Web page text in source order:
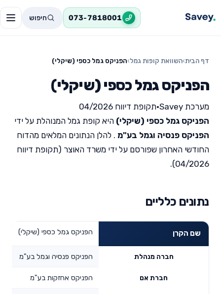
073-7818001 חיפוש
דף הבית›השוואת קופות גמל›הפניקס גמל כספי (שיקלי)
הפניקס גמל כספי (שיקלי)
מערכת Savey •תקופת דיווח 04/2026
הפניקס גמל כספי (שיקלי) היא קופת גמל המנוהלת על ידי
הפניקס פנסיה וגמל בע"מ . להלן הנתונים המלאים מהדוח
החודשי האחרון שפורסם על ידי משרד האוצר (תקופת דיווח
04/2026).
נתונים כלליים
שם הקרן הפניקס גמל כספי (שיקלי)
חברה מנהלת הפניקס פנסיה וגמל בע"מ
חברת אם הפניקס אחזקות בע"מ